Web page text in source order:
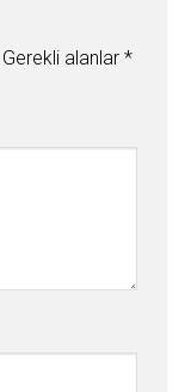
Gerekli alanlar *